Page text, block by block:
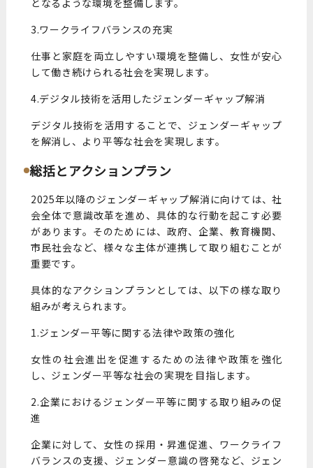
3.ワークライフバランスの充実
仕事と家庭を両立しやすい環境を整備し、女性が安心
して働き続けられる社会を実現します。
4.デジタル技術を活用したジェンダーギャップ解消
デジタル技術を活用することで、ジェンダーギャップ
を解消し、より平等な社会を実現します。
総括とアクションプラン
2025年以降のジェンダーギャップ解消に向けては、社
会全体で意識改革を進め、具体的な行動を起こす必要
があります。そのためには、政府、企業、教育機関、
市民社会など、様々な主体が連携して取り組むことが
重要です。
具体的なアクションプランとしては、以下の様な取り
組みが考えられます。
1.ジェンダー平等に関する法律や政策の強化
女性の社会進出を促進するための法律や政策を強化
し、ジェンダー平等な社会の実現を目指します。
2.企業におけるジェンダー平等に関する取り組みの促
進
企業に対して、女性の採用・昇進促進、ワークライフ
バランスの支援、ジェンダー意識の啓発など、ジェン